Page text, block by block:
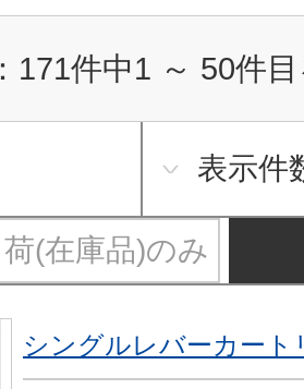
171件中1 ～ 50件
表示件
(在庫品)のみ
シングルレバーカート